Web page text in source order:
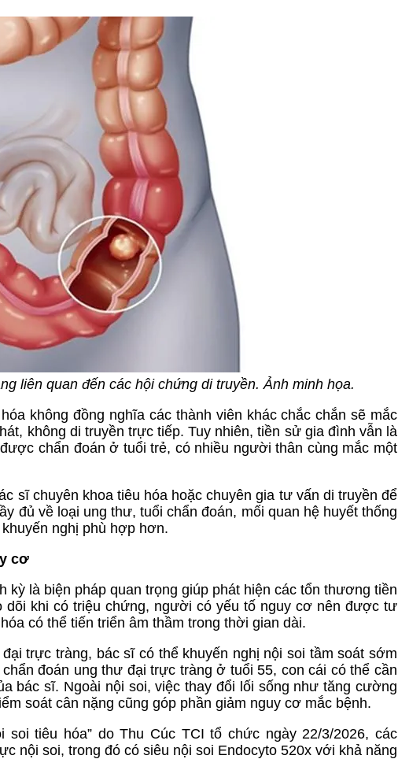
liên quan đến các hội chứng di truyền. Ảnh minh họa.
không đồng nghĩa các thành viên khác chắc chắn sẽ mắc
không di truyền trực tiếp. Tuy nhiên, tiền sử gia đình vẫn là
chẩn đoán ở tuổi trẻ, có nhiều người thân cùng mắc một
sĩ chuyên khoa tiêu hóa hoặc chuyên gia tư vấn di truyền để
đủ về loại ung thư, tuổi chẩn đoán, mối quan hệ huyết thống
nghị phù hợp hơn.
cơ
là biện pháp quan trọng giúp phát hiện các tổn thương tiền
khi có triệu chứng, người có yếu tố nguy cơ nên được tư
có thể tiến triển âm thầm trong thời gian dài.
trực tràng, bác sĩ có thể khuyến nghị nội soi tầm soát sớm
đoán ung thư đại trực tràng ở tuổi 55, con cái có thể cần
bác sĩ. Ngoài nội soi, việc thay đổi lối sống như tăng cường
soát cân nặng cũng góp phần giảm nguy cơ mắc bệnh.
tiêu hóa” do Thu Cúc TCI tổ chức ngày 22/3/2026, các
nội soi, trong đó có siêu nội soi Endocyto 520x với khả năng